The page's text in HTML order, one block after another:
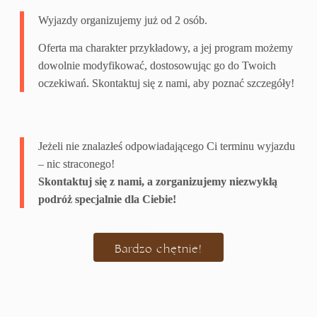
Wyjazdy organizujemy już od 2 osób.
Oferta ma charakter przykładowy, a jej program możemy
dowolnie modyfikować, dostosowując go do Twoich
oczekiwań. Skontaktuj się z nami, aby poznać szczegóły!
Jeżeli nie znalazłeś odpowiadającego Ci terminu wyjazdu
– nic straconego!
Skontaktuj się z nami, a zorganizujemy niezwykłą
podróż specjalnie dla Ciebie!
Bardzo chętnie!